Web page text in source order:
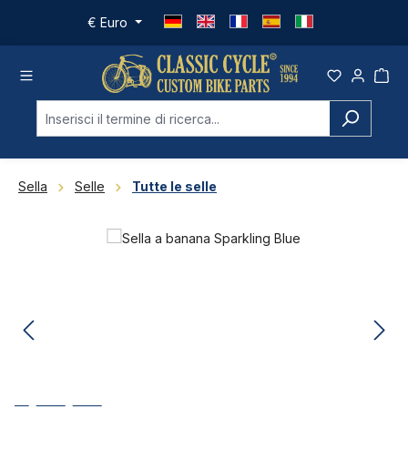
Passa al contenuto principale
€ Euro
Sella Selle Tutte le selle
Salta la galleria di immagini